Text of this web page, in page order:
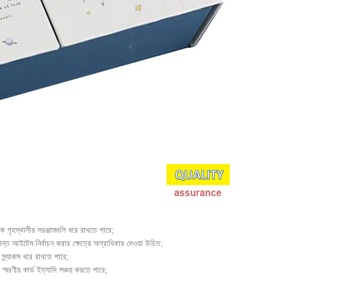
গৃহস্থালীর সরঞ্জামগুলি ধরে রাখতে পারে;
আইটেম নির্বাচন করার ক্ষেত্রে অগ্রাধিকার দেওয়া উচিত;
ধরে রাখতে পারে;
কার্ড ইত্যাদি সঞ্চয় করতে পারে;